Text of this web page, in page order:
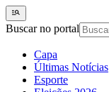
Buscar no portal
Capa
Últimas Notícias
Esporte